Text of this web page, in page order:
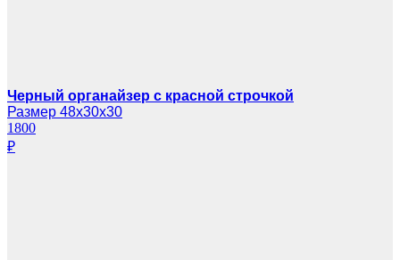
Черный органайзер с красной строчкой
Размер 48х30х30
1800
₽